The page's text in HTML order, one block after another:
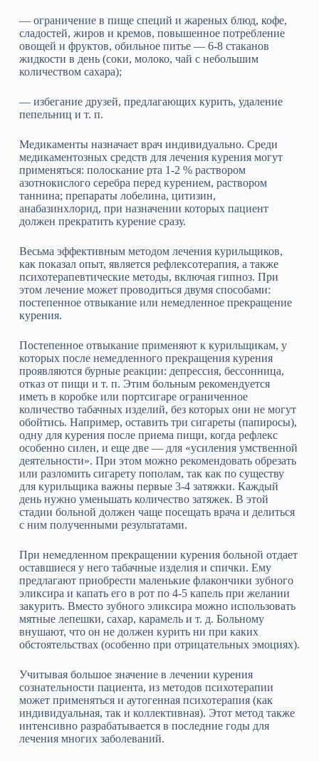
— ограничение в пище специй и жареных блюд, кофе,
сладостей, жиров и кремов, повышенное потребление
овощей и фруктов, обильное питье — 6‑8 стаканов
жидкости в день (соки, молоко, чай с небольшим
количеством сахара);
— избегание друзей, предлагающих курить, удаление
пепельниц и т. п.
Медикаменты назначает врач индивидуально. Среди
медикаментозных средств для лечения курения могут
применяться: полоскание рта 1‑2 % раствором
азотнокислого серебра перед курением, раствором
таннина; препараты лобелина, цитизин,
анабазинхлорид, при назначении которых пациент
должен прекратить курение сразу.
Весьма эффективным методом лечения курильщиков,
как показал опыт, является рефлексотерапия, а также
психотерапевтические методы, включая гипноз. При
этом лечение может проводиться двумя способами:
постепенное отвыкание или немедленное прекращение
курения.
Постепенное отвыкание применяют к курильщикам, у
которых после немедленного прекращения курения
проявляются бурные реакции: депрессия, бессонница,
отказ от пищи и т. п. Этим больным рекомендуется
иметь в коробке или портсигаре ограниченное
количество табачных изделий, без которых они не могут
обойтись. Например, оставить три сигареты (папиросы),
одну для курения после приема пищи, когда рефлекс
особенно силен, и еще две — для «усиления умственной
деятельности». При этом можно рекомендовать обрезать
или разломить сигарету пополам, так как по существу
для курильщика важны первые 3‑4 затяжки. Каждый
день нужно уменьшать количество затяжек. В этой
стадии больной должен чаще посещать врача и делиться
с ним полученными результатами.
При немедленном прекращении курения больной отдает
оставшиеся у него табачные изделия и спички. Ему
предлагают приобрести маленькие флакончики зубного
эликсира и капать его в рот по 4‑5 капель при желании
закурить. Вместо зубного эликсира можно использовать
мятные лепешки, сахар, карамель и т. д. Больному
внушают, что он не должен курить ни при каких
обстоятельствах (особенно при отрицательных эмоциях).
Учитывая большое значение в лечении курения
сознательности пациента, из методов психотерапии
может применяться и аутогенная психотерапия (как
индивидуальная, так и коллективная). Этот метод также
интенсивно разрабатывается в последние годы для
лечения многих заболеваний.